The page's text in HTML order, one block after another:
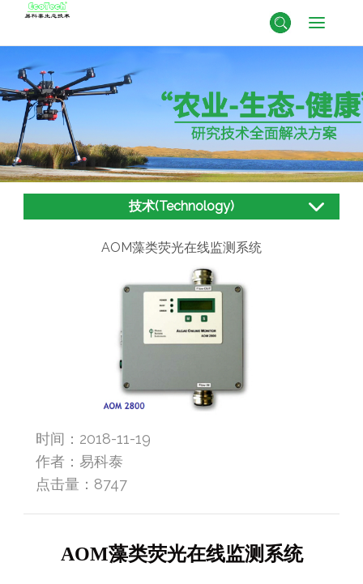
技术(Technology)
AOM藻类荧光在线监测系统
时间：2018-11-19
作者：易科泰
点击量： 8747
AOM藻类荧光在线监测系统